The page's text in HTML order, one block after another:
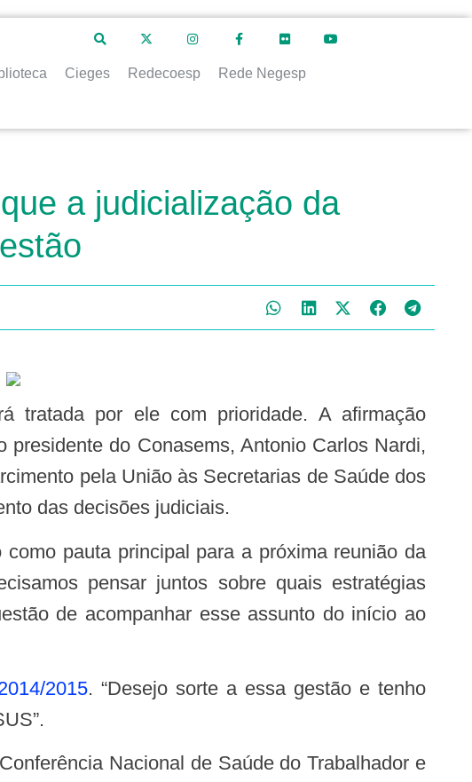
Cieges Redecoesp Rede Negesp
a judicialização da
tratada por ele com prioridade. A afirmação
do Conasems, Antonio Carlos Nardi,
pela União às Secretarias de Saúde dos
das decisões judiciais.
pensar juntos sobre quais estratégias
de acompanhar esse assunto do início ao
2015. “Desejo sorte a essa gestão e tenho